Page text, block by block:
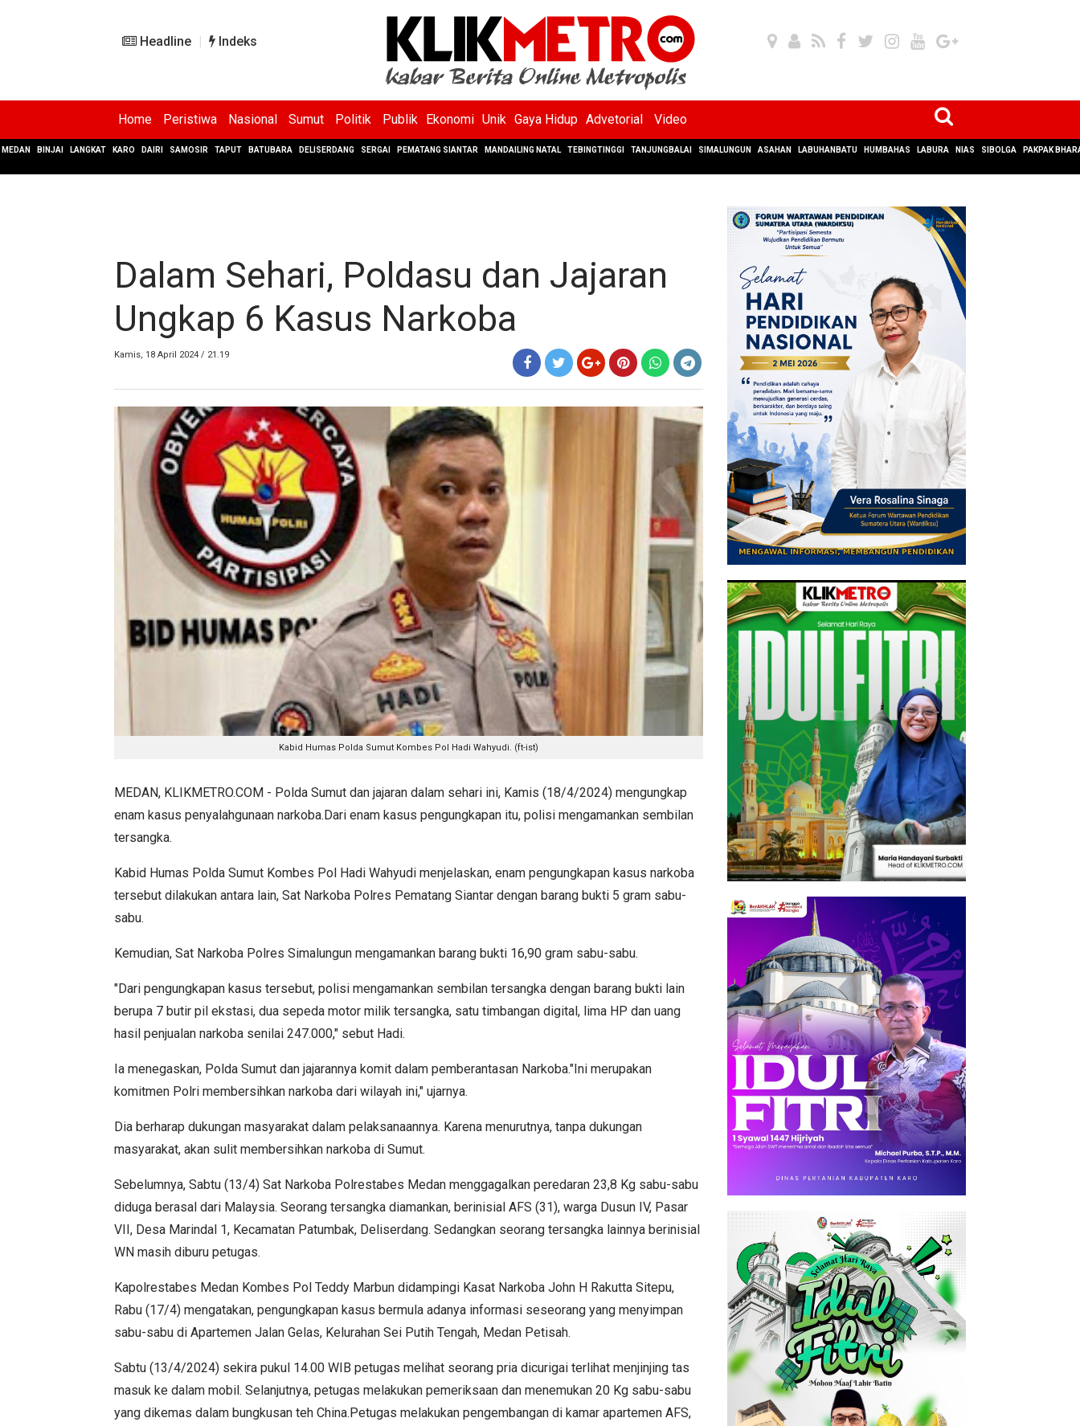
Headline Indeks
Home Peristiwa Nasional Sumut Politik Publik Ekonomi Unik Gaya Hidup Advetorial Video
MEDAN BINJAI LANGKAT KARO DAIRI SAMOSIR TAPUT BATUBARA DELISERDANG SERGAI PEMATANG SIANTAR MANDAILING NATAL TEBINGTINGGI TANJUNGBALAI SIMALUNGUN ASAHAN LABUHANBATU HUMBAHAS LABURA NIAS SIBOLGA PAKPAK
Dalam Sehari, Poldasu dan Jajaran
Ungkap 6 Kasus Narkoba
Kamis, 18 April 2024 / 21.19
Kabid Humas Polda Sumut Kombes Pol Hadi Wahyudi. (ft-ist)
MEDAN, KLIKMETRO.COM - Polda Sumut dan jajaran dalam sehari ini, Kamis (18/4/2024) mengungkap
enam kasus penyalahgunaan narkoba.Dari enam kasus pengungkapan itu, polisi mengamankan sembilan
tersangka.
Kabid Humas Polda Sumut Kombes Pol Hadi Wahyudi menjelaskan, enam pengungkapan kasus narkoba
tersebut dilakukan antara lain, Sat Narkoba Polres Pematang Siantar dengan barang bukti 5 gram sabu-
sabu.
Kemudian, Sat Narkoba Polres Simalungun mengamankan barang bukti 16,90 gram sabu-sabu.
"Dari pengungkapan kasus tersebut, polisi mengamankan sembilan tersangka dengan barang bukti lain
berupa 7 butir pil ekstasi, dua sepeda motor milik tersangka, satu timbangan digital, lima HP dan uang
hasil penjualan narkoba senilai 247.000," sebut Hadi.
Ia menegaskan, Polda Sumut dan jajarannya komit dalam pemberantasan Narkoba."Ini merupakan
komitmen Polri membersihkan narkoba dari wilayah ini," ujarnya.
Dia berharap dukungan masyarakat dalam pelaksanaannya. Karena menurutnya, tanpa dukungan
masyarakat, akan sulit membersihkan narkoba di Sumut.
Sebelumnya, Sabtu (13/4) Sat Narkoba Polrestabes Medan menggagalkan peredaran 23,8 Kg sabu-sabu
diduga berasal dari Malaysia. Seorang tersangka diamankan, berinisial AFS (31), warga Dusun IV, Pasar
VII, Desa Marindal 1, Kecamatan Patumbak, Deliserdang. Sedangkan seorang tersangka lainnya berinisial
WN masih diburu petugas.
Kapolrestabes Medan Kombes Pol Teddy Marbun didampingi Kasat Narkoba John H Rakutta Sitepu,
Rabu (17/4) mengatakan, pengungkapan kasus bermula adanya informasi seseorang yang menyimpan
sabu-sabu di Apartemen Jalan Gelas, Kelurahan Sei Putih Tengah, Medan Petisah.
Sabtu (13/4/2024) sekira pukul 14.00 WIB petugas melihat seorang pria dicurigai terlihat menjinjing tas
masuk ke dalam mobil. Selanjutnya, petugas melakukan pemeriksaan dan menemukan 20 Kg sabu-sabu
yang dikemas dalam bungkusan teh China.Petugas melakukan pengembangan di kamar apartemen AFS,